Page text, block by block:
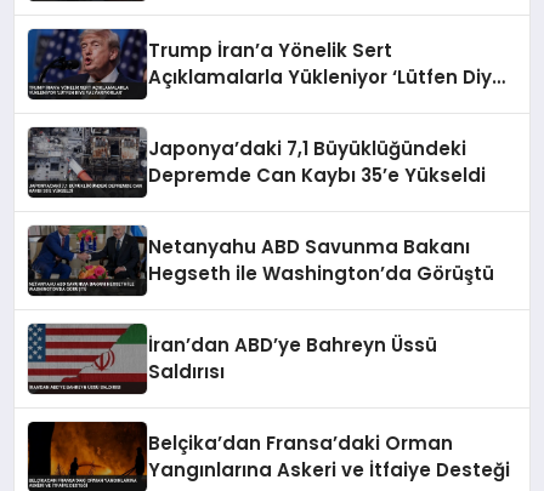
Trump İran’a Yönelik Sert
Açıklamalarla Yükleniyor ‘Lütfen Diye
Japonya’daki 7,1 Büyüklüğündeki
Depremde Can Kaybı 35’e Yükseldi
Netanyahu ABD Savunma Bakanı
Hegseth ile Washington’da Görüştü
İran’dan ABD’ye Bahreyn Üssü
Saldırısı
Belçika’dan Fransa’daki Orman
Yangınlarına Askeri ve İtfaiye Desteği